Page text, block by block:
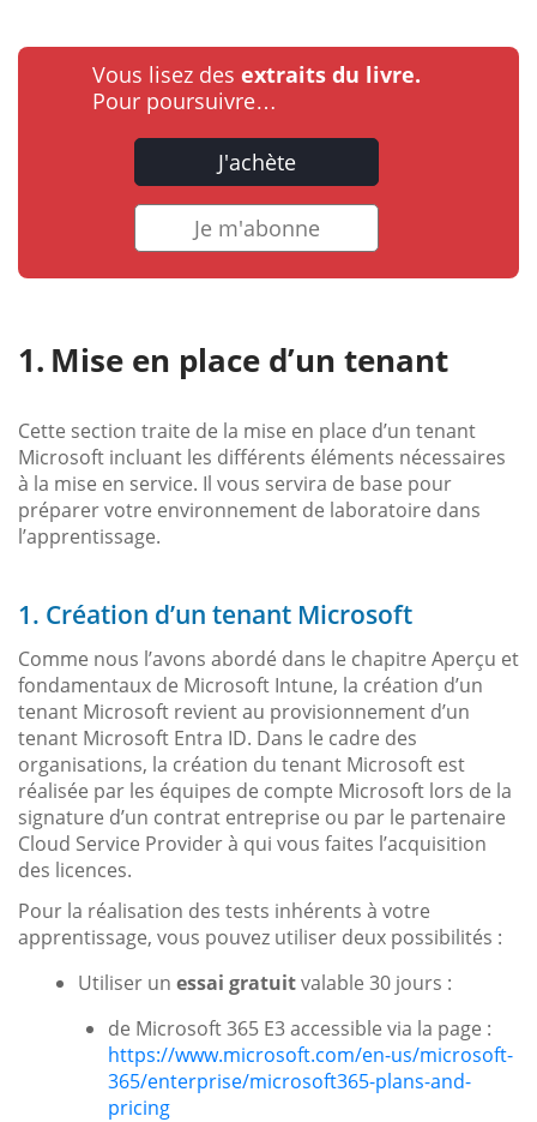
Vous lisez des extraits du livre.
Pour poursuivre…
J'achète
Je m'abonne
Mise en place d’un tenant
Cette section traite de la mise en place d’un tenant
Microsoft incluant les différents éléments nécessaires
à la mise en service. Il vous servira de base pour
préparer votre environnement de laboratoire dans
l’apprentissage.
1. Création d’un tenant Microsoft
Comme nous l’avons abordé dans le chapitre Aperçu et
fondamentaux de Microsoft Intune, la création d’un
tenant Microsoft revient au provisionnement d’un
tenant Microsoft Entra ID. Dans le cadre des
organisations, la création du tenant Microsoft est
réalisée par les équipes de compte Microsoft lors de la
signature d’un contrat entreprise ou par le partenaire
Cloud Service Provider à qui vous faites l’acquisition
des licences.
Pour la réalisation des tests inhérents à votre
apprentissage, vous pouvez utiliser deux possibilités :
Utiliser un essai gratuitvalable 30 jours :
de Microsoft 365 E3 accessible via la page :
https://www.microsoft.com/en-us/microsoft-
365/enterprise/microsoft365-plans-and-
pricing